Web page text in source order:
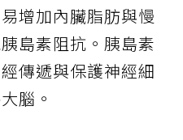
增加內臟脂肪與慢
島素阻抗。胰島素
傳遞與保護神經細
腦。